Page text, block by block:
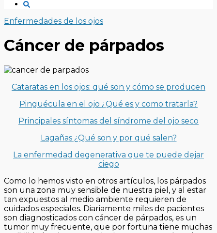
Enfermedades de los ojos
Cáncer de párpados
Cataratas en los ojos: qué son y cómo se producen
Pinguécula en el ojo ¿Qué es y como tratarla?
Principales síntomas del síndrome del ojo seco
Lagañas ¿Qué son y por qué salen?
La enfermedad degenerativa que te puede dejar
ciego
Como lo hemos visto en otros artículos, los párpados
son una zona muy sensible de nuestra piel, y al estar
tan expuestos al medio ambiente requieren de
cuidados especiales. Diariamente miles de pacientes
son diagnosticados con cáncer de párpados, es un
tumor muy frecuente, que por fortuna tiene muchas